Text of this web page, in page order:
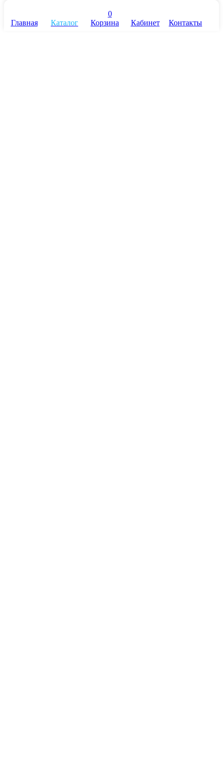
Главная Каталог
0
Корзина
Кабинет Контакты